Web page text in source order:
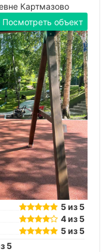
Картмазово
Посмотреть объект
5 из 5
4 из 5
5 из 5
5